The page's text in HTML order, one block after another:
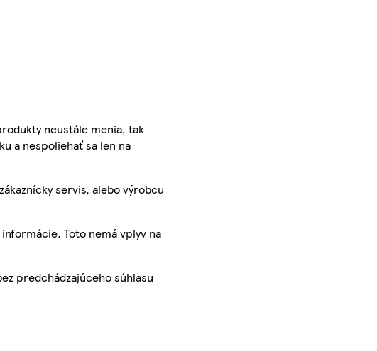
neustále menia, tak
a nespoliehať sa len na
servis, alebo výrobcu
Toto nemá vplyv na
predchádzajúceho súhlasu